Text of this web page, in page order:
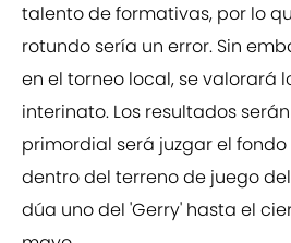
talento de formativas, por lo
rotundo sería un error. Sin
en el torneo local, se valorará
interinato. Los resultados
primordial será juzgar el
dentro del terreno de juego
dúa uno del 'Gerry' hasta el